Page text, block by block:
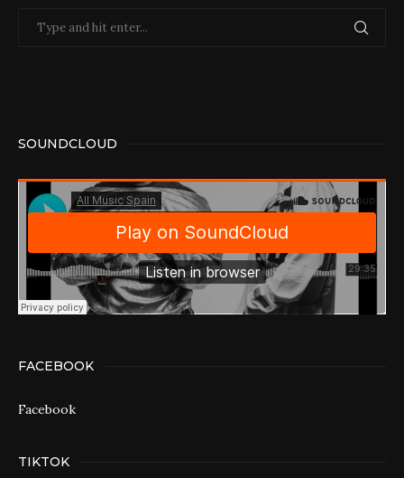
SOUNDCLOUD
FACEBOOK
Facebook
TIKTOK